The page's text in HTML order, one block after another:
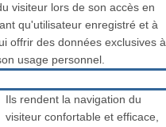
visiteur lors de son accès en
qu'utilisateur enregistré et à
offrir des données exclusives à
usage personnel.
Ils rendent la navigation du
visiteur confortable et efficace,